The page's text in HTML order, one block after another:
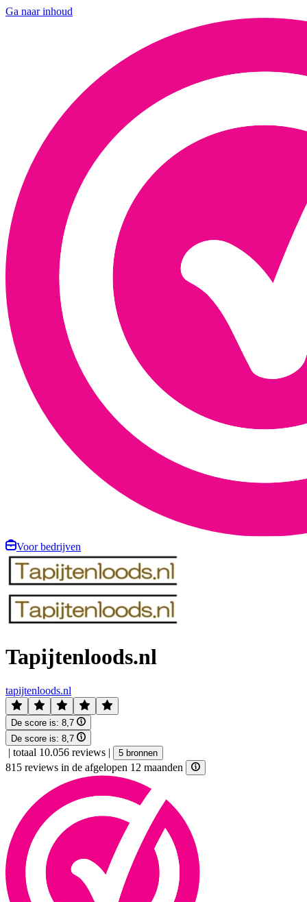
Ga naar inhoud
Voor bedrijven
Tapijtenloods.nl
tapijtenloods.nl
De score is: 8,7
De score is: 8,7
| totaal 10.056 reviews | 5 bronnen
815 reviews in de afgelopen 12 maanden